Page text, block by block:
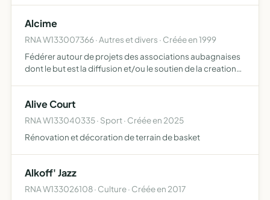
Alcime
RNA W133007366 · Autres et divers · Créée en 1999
Fédérer autour de projets des associations aubagnaises
dont le but est la diffusion et/ou le soutien de la creation
Alive Court
RNA W133040335 · Sport · Créée en 2025
Rénovation et décoration de terrain de basket
Alkoff' Jazz
RNA W133026108 · Culture · Créée en 2017